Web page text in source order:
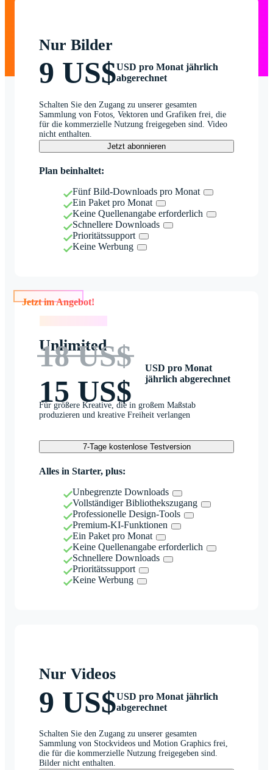
Nur Bilder
9 US$USD pro Monat jährlich
abgerechnet
Schalten Sie den Zugang zu unserer gesamten
Sammlung von Fotos, Vektoren und Grafiken frei, die
für die kommerzielle Nutzung freigegeben sind. Video
nicht enthalten.
Jetzt abonnieren
Plan beinhaltet:
Fünf Bild-Downloads pro Monat
Ein Paket pro Monat
Keine Quellenangabe erforderlich
Schnellere Downloads
Prioritätssupport
Keine Werbung
Jetzt im Angebot!
Unlimited
18 US$
15 US$
USD pro Monat
jährlich abgerechnet
Für größere Kreative, die in großem Maßstab
produzieren und kreative Freiheit verlangen
7-Tage kostenlose Testversion
Alles in Starter, plus:
Unbegrenzte Downloads
Vollständiger Bibliothekszugang
Professionelle Design-Tools
Premium-KI-Funktionen
Ein Paket pro Monat
Keine Quellenangabe erforderlich
Schnellere Downloads
Prioritätssupport
Keine Werbung
Nur Videos
9 US$USD pro Monat jährlich
abgerechnet
Schalten Sie den Zugang zu unserer gesamten
Sammlung von Stockvideos und Motion Graphics frei,
die für die kommerzielle Nutzung freigegeben sind.
Bilder nicht enthalten.